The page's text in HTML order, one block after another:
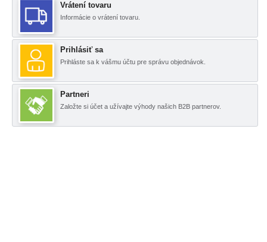
Vrátení tovaru
Informácie o vrátení tovaru.
Prihlásiť sa
Prihláste sa k vášmu účtu pre správu objednávok.
Partneri
Založte si účet a užívajte výhody našich B2B partnerov.